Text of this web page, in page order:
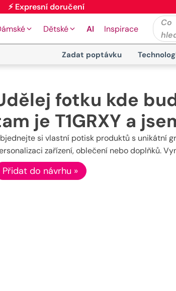
Dětské AI Inspirace
Co
Zadat poptávku
fotku kde
je T1GRXY a
si vlastní potisk produktů s unikátní
zařízení, oblečení nebo doplňků.
Přidat do návrhu »